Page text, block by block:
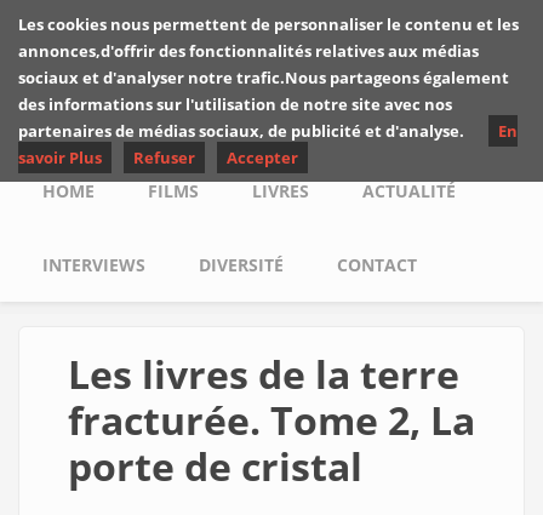
Skip to main content
Les critiques de
Yuyine
Main menu
HOME FILMS LIVRES ACTUALITÉ
INTERVIEWS DIVERSITÉ CONTACT
Les livres de la terre
fracturée. Tome 2, La
porte de cristal
Les cookies nous permettent de personnaliser le contenu et les
annonces,d'offrir des fonctionnalités relatives aux médias
sociaux et d'analyser notre trafic.Nous partageons également
des informations sur l'utilisation de notre site avec nos
partenaires de médias sociaux, de publicité et d'analyse.
En
savoir Plus
Refuser Accepter